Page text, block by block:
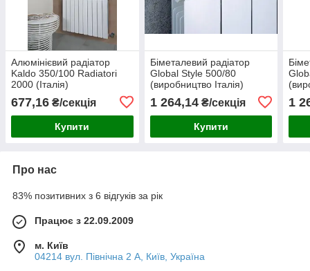
Алюмінієвий радіатор
Kaldo 350/100 Radiatori
2000 (Італія)
677,16 ₴/секція
Купити
Біметалевий радіатор
Global Style 500/80
(виробництво Італія)
1 264,14₴/секція
Купити
1
Про нас
83% позитивних з 6 відгуків за рік
Працює з 22.09.2009
м. Київ
04214 вул. Північна 2 А, Київ, Україна